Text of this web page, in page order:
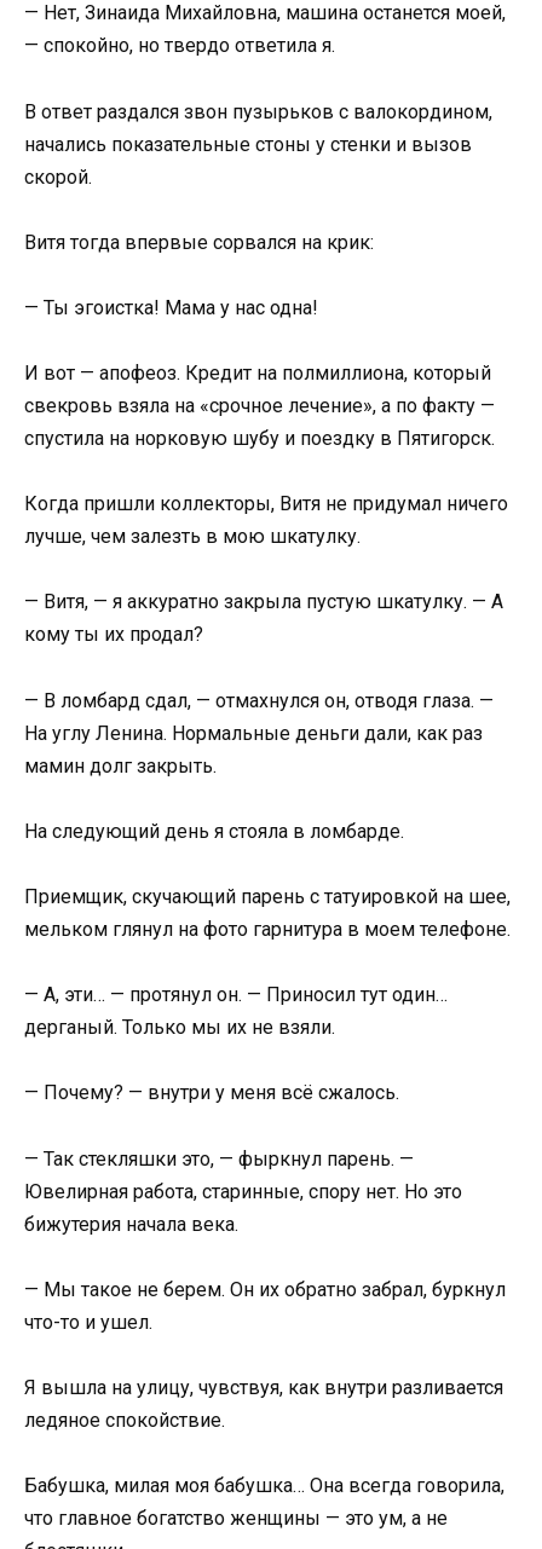
— Нет, Зинаида Михайловна, машина останется моей,
— спокойно, но твердо ответила я.
В ответ раздался звон пузырьков с валокордином,
начались показательные стоны у стенки и вызов
скорой.
Витя тогда впервые сорвался на крик:
— Ты эгоистка! Мама у нас одна!
И вот — апофеоз. Кредит на полмиллиона, который
свекровь взяла на «срочное лечение», а по факту —
спустила на норковую шубу и поездку в Пятигорск.
Когда пришли коллекторы, Витя не придумал ничего
лучше, чем залезть в мою шкатулку.
— Витя, — я аккуратно закрыла пустую шкатулку. — А
кому ты их продал?
— В ломбард сдал, — отмахнулся он, отводя глаза. —
На углу Ленина. Нормальные деньги дали, как раз
мамин долг закрыть.
На следующий день я стояла в ломбарде.
Приемщик, скучающий парень с татуировкой на шее,
мельком глянул на фото гарнитура в моем телефоне.
— А, эти… — протянул он. — Приносил тут один…
дерганый. Только мы их не взяли.
— Почему? — внутри у меня всё сжалось.
— Так стекляшки это, — фыркнул парень. —
Ювелирная работа, старинные, спору нет. Но это
бижутерия начала века.
— Мы такое не берем. Он их обратно забрал, буркнул
что-то и ушел.
Я вышла на улицу, чувствуя, как внутри разливается
ледяное спокойствие.
Бабушка, милая моя бабушка… Она всегда говорила,
что главное богатство женщины — это ум, а не